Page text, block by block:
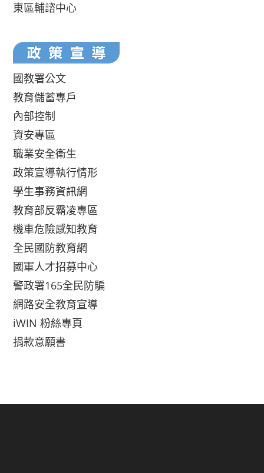
東區輔諮中心
國教署公文
教育儲蓄專戶
內部控制
資安專區
職業安全衛生
政策宣導執行情形
學生事務資訊網
教育部反霸凌專區
機車危險感知教育
全民國防教育網
國軍人才招募中心
警政署165全民防騙
網路安全教育宣導
iWIN 粉絲專頁
捐款意願書